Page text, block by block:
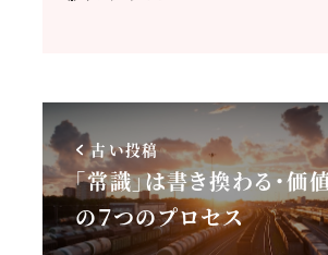
古い投稿
「常識」は書き換わる・価
の７つのプロセス